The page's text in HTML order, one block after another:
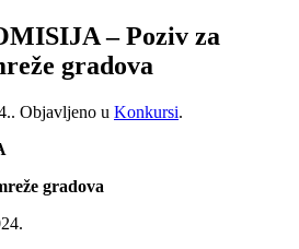
– Poziv za
gradova
. Objavljeno u Konkursi.
gradova